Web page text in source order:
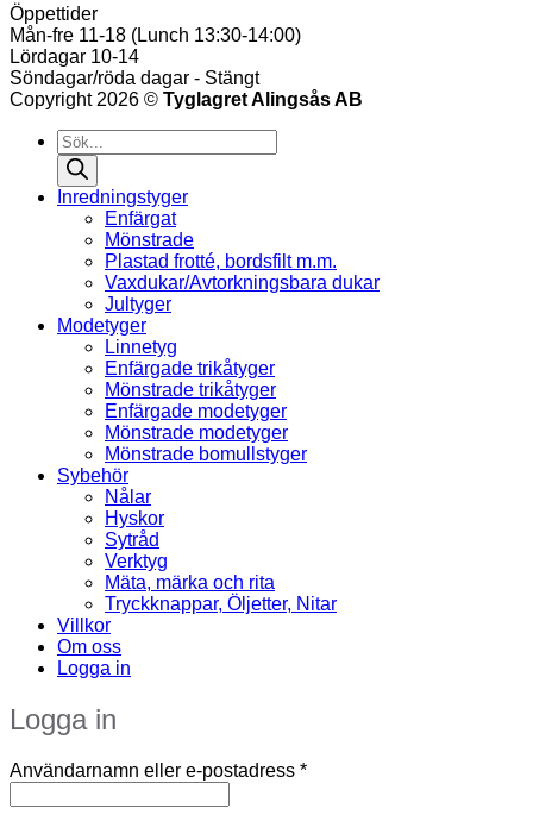
Öppettider
Mån-fre 11-18 (Lunch 13:30-14:00)
Lördagar 10-14
Söndagar/röda dagar - Stängt
Copyright 2026 © Tyglagret Alingsås AB
Products
search
Inredningstyger
Enfärgat
Mönstrade
Plastad frotté, bordsfilt m.m.
Vaxdukar/Avtorkningsbara dukar
Jultyger
Modetyger
Linnetyg
Enfärgade trikåtyger
Mönstrade trikåtyger
Enfärgade modetyger
Mönstrade modetyger
Mönstrade bomullstyger
Sybehör
Nålar
Hyskor
Sytråd
Verktyg
Mäta, märka och rita
Tryckknappar, Öljetter, Nitar
Villkor
Om oss
Logga in
Logga in
Användarnamn eller e-postadress *Obligatoriskt